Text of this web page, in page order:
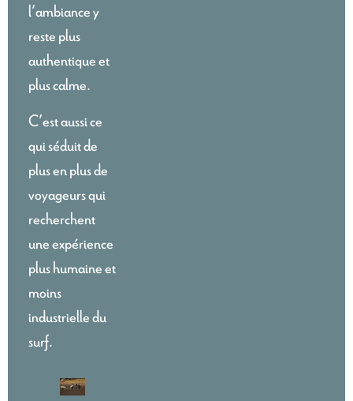
l’ambiance y
reste plus
authentique et
plus calme.
C’est aussi ce
qui séduit de
plus en plus de
voyageurs qui
recherchent
une expérience
plus humaine et
moins
industrielle du
surf.